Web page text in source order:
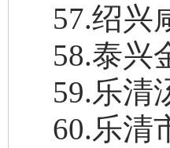
57.绍兴
58.泰兴
59.乐清
60.乐清